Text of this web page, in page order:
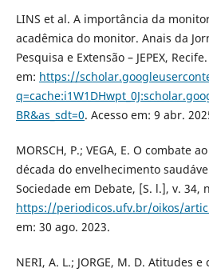
LINS et al. A importância da
acadêmica do monitor. Anais da
Pesquisa e Extensão – JEPEX,
em: https://
BR&as_sdt=0. Acesso em: 9 abr.
MORSCH, P.; VEGA, E. O combate
década do envelhecimento
Sociedade em Debate, [S. l.], v. 34,
https://periodicos.ufv.br/oikos/
em: 30 ago. 2023.
NERI, A. L.; JORGE, M. D. Atitudes